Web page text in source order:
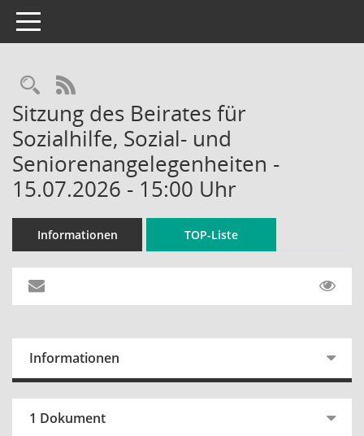
Toggle navigation
Rechercheauswahl
RSS-Feed
Sitzung des Beirates für
Sozialhilfe, Sozial- und
Seniorenangelegenheiten -
15.07.2026 - 15:00 Uhr
Informationen TOP-Liste
Informationen
1 Dokument